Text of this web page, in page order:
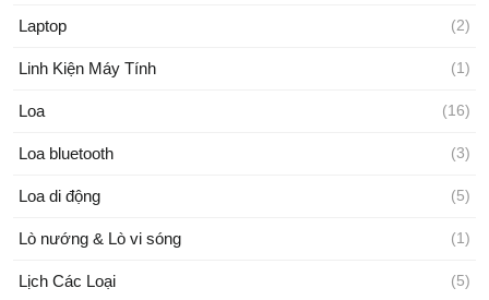
Laptop (2)
Linh Kiện Máy Tính (1)
Loa (16)
Loa bluetooth (3)
Loa di động (5)
Lò nướng & Lò vi sóng (1)
Lịch Các Loại (5)